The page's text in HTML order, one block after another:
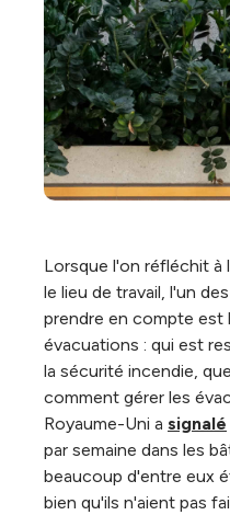
Lorsque l'on réfléchit à
le lieu de travail, l'un
prendre en compte est
évacuations : qui est
la sécurité incendie,
comment gérer les
Royaume-Uni a signalé
par semaine dans les
beaucoup d'entre eux
bien qu'ils n'aient pas